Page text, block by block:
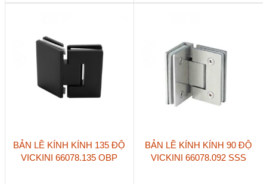
BẢN LỀ KÍNH KÍNH 135 ĐỘ
VICKINI 66078.135 OBP
BẢN LỀ KÍNH KÍNH 90 ĐỘ
VICKINI 66078.092 SSS